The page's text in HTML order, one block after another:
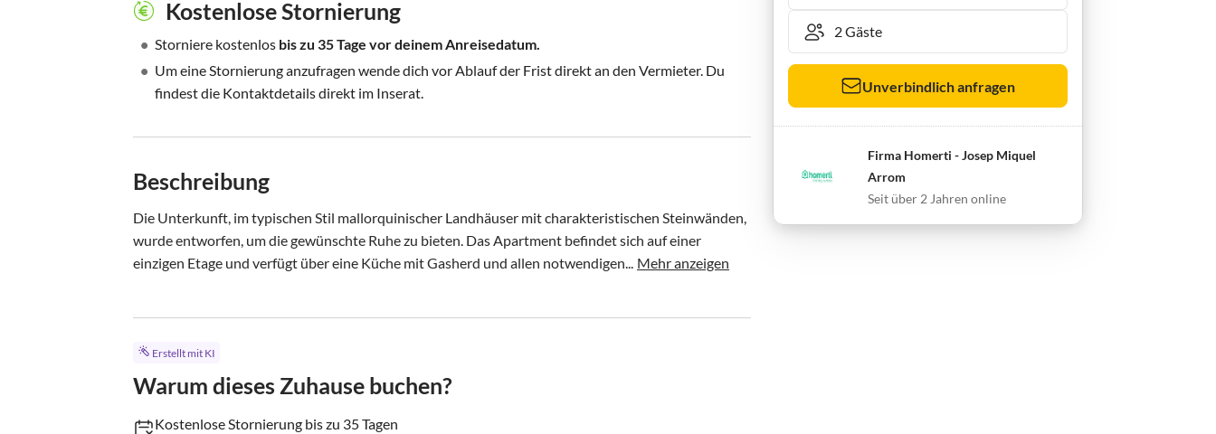
Kostenlose Stornierung
• Storniere kostenlos bis zu 35 Tage vor deinem Anreisedatum.
• Um eine Stornierung anzufragen wende dich vor Ablauf der Frist direkt an den Vermieter. Du
findest die Kontaktdetails direkt im Inserat.
Beschreibung
Die Unterkunft, im typischen Stil mallorquinischer Landhäuser mit charakteristischen Steinwänden,
wurde entworfen, um die gewünschte Ruhe zu bieten. Das Apartment befindet sich auf einer
einzigen Etage und verfügt über eine Küche mit Gasherd und allen notwendigen... Mehr anzeigen
Erstellt mit KI
Warum dieses Zuhause buchen?
Kostenlose Stornierung bis zu 35 Tagen
Unverbindlich anfragen
Firma Homerti - Josep Miquel
Arrom
Seit über 2 Jahren online